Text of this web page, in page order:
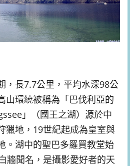
，長7.7公里，平均水深98公
山環繞被稱為「巴伐利亞的
」（國王之湖）源於中
獵地，19世紀起成為皇室與
。湖中的聖巴多羅買教堂始
牆聞名，是攝影愛好者的天